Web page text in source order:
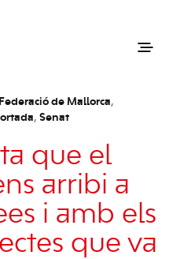
Federació de Mallorca,
, Senat
que el
arribi a
i amb els
que va